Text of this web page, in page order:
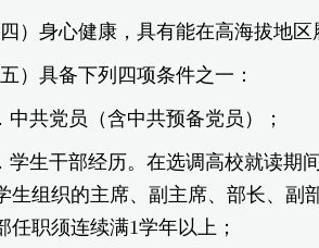
四）身心健康，具有能在高海拔地
五）具备下列四项条件之一：
中共党员（含中共预备党员）；
学生干部经历。在选调高校就读期
生组织的主席、副主席、部长、副
任职须连续满1学年以上；